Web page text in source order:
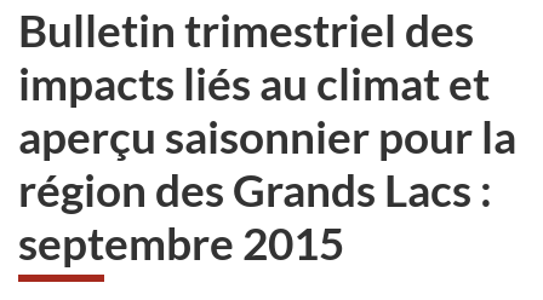
Bulletin trimestriel des
impacts liés au climat et
aperçu saisonnier pour la
région des Grands Lacs :
septembre 2015